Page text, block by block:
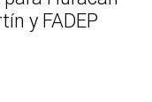
y FADEP